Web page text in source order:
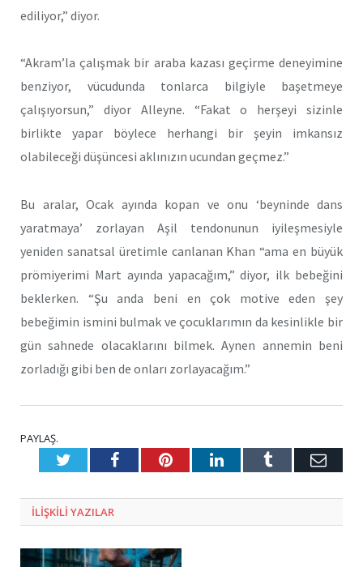
ediliyor,” diyor.
“Akram’la çalışmak bir araba kazası geçirme deneyimine
benziyor, vücudunda tonlarca bilgiyle başetmeye
çalışıyorsun,” diyor Alleyne. “Fakat o herşeyi sizinle
birlikte yapar böylece herhangi bir şeyin imkansız
olabileceği düşüncesi aklınızın ucundan geçmez.”
Bu aralar, Ocak ayında kopan ve onu ‘beyninde dans
yaratmaya’ zorlayan Aşil tendonunun iyileşmesiyle
yeniden sanatsal üretimle canlanan Khan “ama en büyük
prömiyerimi Mart ayında yapacağım,” diyor, ilk bebeğini
beklerken. “Şu anda beni en çok motive eden şey
bebeğimin ismini bulmak ve çocuklarımın da kesinlikle bir
gün sahnede olacaklarını bilmek. Aynen annemin beni
zorladığı gibi ben de onları zorlayacağım.”
PAYLAŞ.
TwitterFacebookPinterestLinkedInTumblr E-
ILIŞKILI YAZILAR